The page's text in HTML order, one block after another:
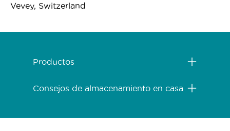
Vevey, Switzerland
Productos
Consejos de almacenamiento en casa